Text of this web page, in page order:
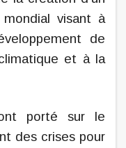
mondial visant à
de
et à la
porté sur le
des crises pour